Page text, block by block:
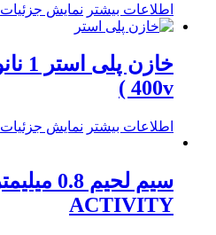
اطلاعات بیشتر نمایش جزئیات
400v )
اطلاعات بیشتر نمایش جزئیات
ACTIVITY